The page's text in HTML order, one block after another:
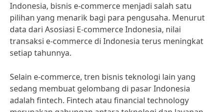
Indonesia, bisnis e-commerce menjadi salah satu
pilihan yang menarik bagi para pengusaha. Menurut
data dari Asosiasi E-commerce Indonesia, nilai
transaksi e-commerce di Indonesia terus meningkat
setiap tahunnya.
Selain e-commerce, tren bisnis teknologi lain yang
sedang membuat gelombang di pasar Indonesia
adalah fintech. Fintech atau financial technology